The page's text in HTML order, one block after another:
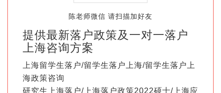
陈老师微信 请扫描加好友
提供最新落户政策及一对一落户
上海咨询方案
上海留学生落户/留学生落户上海/留学生落户上
海政策咨询
研究生上海落户/上海落户政策2022硕士/上海应